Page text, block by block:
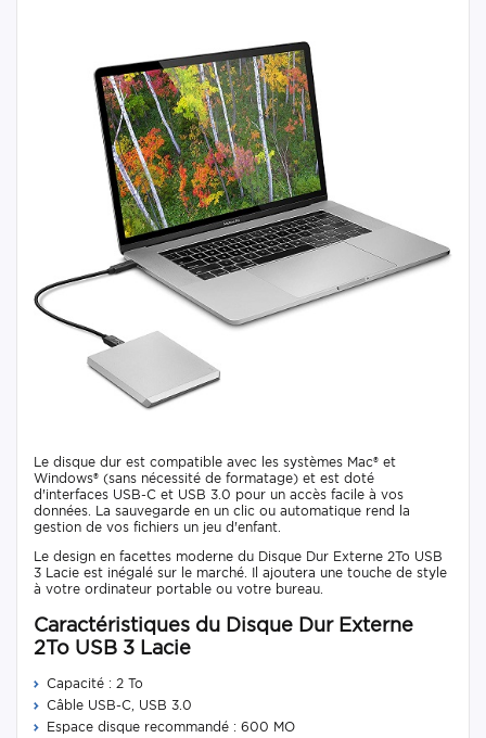
Le disque dur est compatible avec les systèmes Mac® et
Windows® (sans nécessité de formatage) et est doté
d'interfaces USB-C et USB 3.0 pour un accès facile à vos
données. La sauvegarde en un clic ou automatique rend la
gestion de vos fichiers un jeu d'enfant.
Le design en facettes moderne du Disque Dur Externe 2To USB
3 Lacie est inégalé sur le marché. Il ajoutera une touche de style
à votre ordinateur portable ou votre bureau.
Caractéristiques du Disque Dur Externe
2To USB 3 Lacie
Capacité : 2 To
Câble USB-C, USB 3.0
Espace disque recommandé : 600 MO